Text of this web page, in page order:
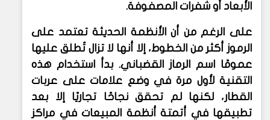
الأبعاد أو شفرات المصفوفة.
على الرغم من أن الأنظمة الحديثة تعتمد على
الرموز أكثر من الخطوط، إلا أنها لا تزال تُطلق عليها
عمومًا اسم الرماز القضباني. بدأ استخدام هذه
التقنية لأول مرة في وضع علامات على عربات
القطار، لكنها لم تحقق نجاحًا تجاريًا إلا بعد
تطبيقها في أتمتة أنظمة المبيعات في مراكز